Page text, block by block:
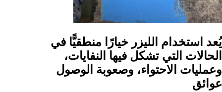
يُعد استخدام الليزر خيارًا منطقيًّا في
الحالات التي تشكل فيها النفايات،
وعمليات الاحتواء، وصعوبة الوصول
عوائق